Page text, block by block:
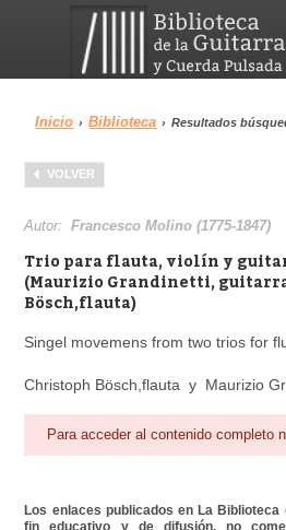
Menu
Biblioteca
Área personal
Inicio › Biblioteca › Resultados
VOLVER
Autor:Francesco Molino (1775-1847)
Trio para flauta, violín y
(Maurizio Grandinetti,
Bösch,flauta)
Singel movemens from two trios for
Christoph Bösch,flauta y Maurizio
Para acceder al contenido completo
Los enlaces publicados en La
fin educativo y de difusión, no